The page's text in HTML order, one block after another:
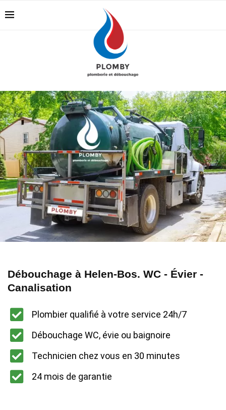
Débouchage à Helen-Bos. WC - Évier -
Canalisation
Plombier qualifié à votre service 24h/7
Débouchage WC, évie ou baignoire
Technicien chez vous en 30 minutes
24 mois de garantie